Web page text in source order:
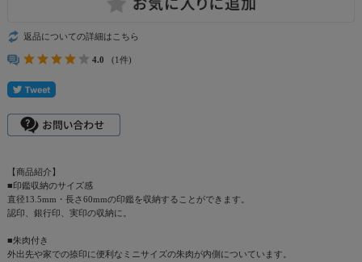
返品についての詳細はこちら
4.0 (1件)
【商品紹介】
■印鑑収納のサイズ感
直径13.5mm・長さ60mmの印鑑を収納することができます。
認印、銀行印、実印の収納に。
■朱肉付き
外出先や家での捺印に便利なミニサイズの朱肉が内側についています。